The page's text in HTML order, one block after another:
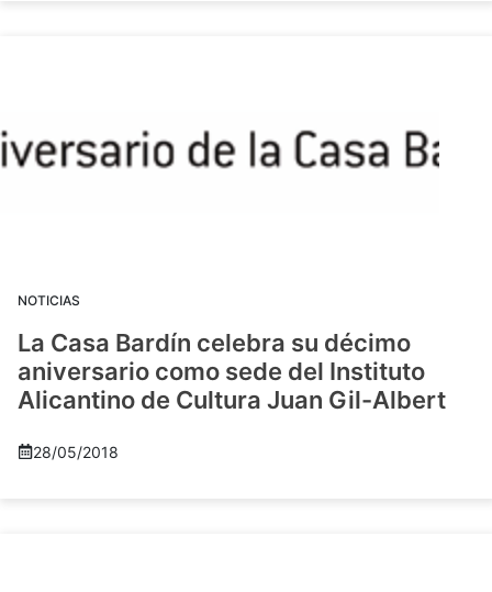
NOTICIAS
La Casa Bardín celebra su décimo
aniversario como sede del Instituto
Alicantino de Cultura Juan Gil-Albert
28/05/2018